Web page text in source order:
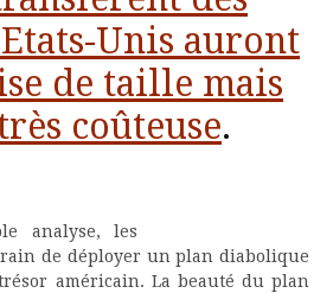
Unis auront
de taille mais
coûteuse.
analyse, les
de déployer un plan diabolique
américain. La beauté du plan